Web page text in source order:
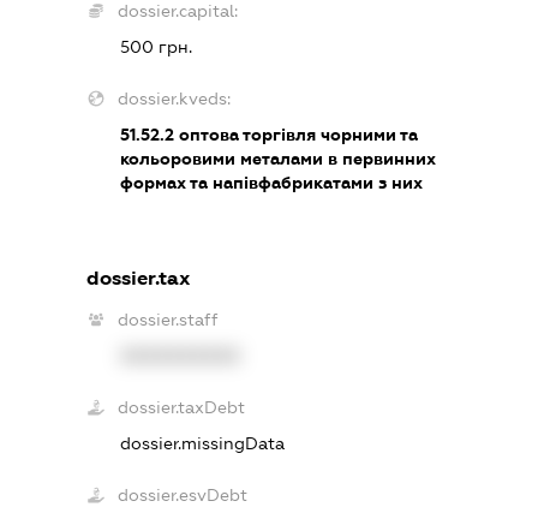
dossier.capital:
500 грн.
dossier.kveds:
51.52.2 оптова торгівля чорними та
кольоровими металами в первинних
формах та напівфабрикатами з них
dossier.tax
dossier.staff
dossier.taxDebt
dossier.missingData
dossier.esvDebt